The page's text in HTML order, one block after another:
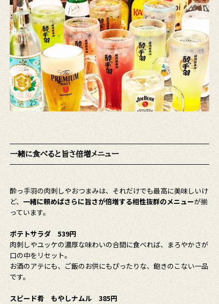
一緒に食べると旨さ倍増メニュー
酔っ手羽の肉刺しやおつまみは、それだけでも最高に美味しいけ
ど、 一緒に頼めばさらに旨さが倍増する相性抜群のメニューが揃
っています。
ポテトサラダ 539円
肉刺しやユッケの濃厚な味わいの合間に食べれば、まろやかさが
口の中をリセット。
お酒のアテにも、ご飯のお供にもぴったりな、飽きのこない一品
です。
スピード肴 もやしナムル 385円